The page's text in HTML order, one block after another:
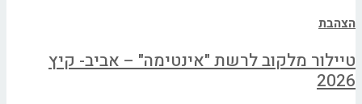
הצהבת
טיילור מלקוב לרשת "אינטימה" – אביב- קיץ
2026